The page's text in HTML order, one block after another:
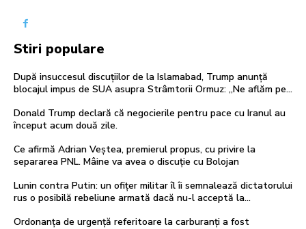
Stiri populare
După insuccesul discuțiilor de la Islamabad, Trump anunță
blocajul impus de SUA asupra Strâmtorii Ormuz: „Ne aflăm pe…
Donald Trump declară că negocierile pentru pace cu Iranul au
început acum două zile.
Ce afirmă Adrian Veștea, premierul propus, cu privire la
separarea PNL. Mâine va avea o discuție cu Bolojan
Lunin contra Putin: un ofițer militar îl îi semnalează dictatorului
rus o posibilă rebeliune armată dacă nu-l acceptă la…
Ordonanța de urgență referitoare la carburanți a fost